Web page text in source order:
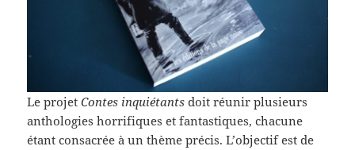
Le projetContes inquiétants doit réunir plusieurs
anthologies horrifiques et fantastiques, chacune
étant consacrée à un thème précis. L’objectif est de